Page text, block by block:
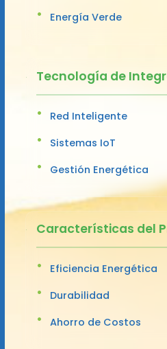
Energía Verde
Tecnología de
Red Inteligente
Sistemas IoT
Gestión Energética
Características del
Eficiencia Energética
Durabilidad
Ahorro de Costos